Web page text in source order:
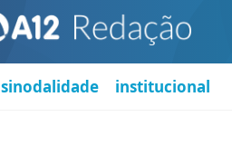
sinodalidade institucional